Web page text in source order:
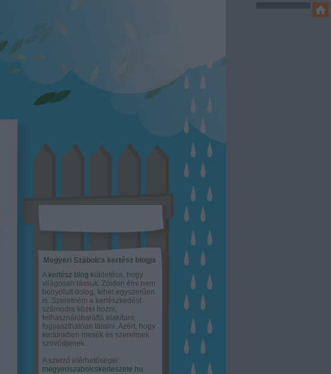
Megyeri Szabolcs kertész blogja
A kertész blog küldetése, hogy
világosan lássuk: Zölden élni nem
bonyolult dolog, lehet egyszerűen
is. Szeretném a kertészkedést
számodra közel hozni,
felhasználóbaráttá alakítani,
fogyaszthatóan tálalni. Azért, hogy
kertünkben mesék és szerelmek
szövődjenek.
A szerző elérhetőségei:
megyeriszabolcskerteszete.hu